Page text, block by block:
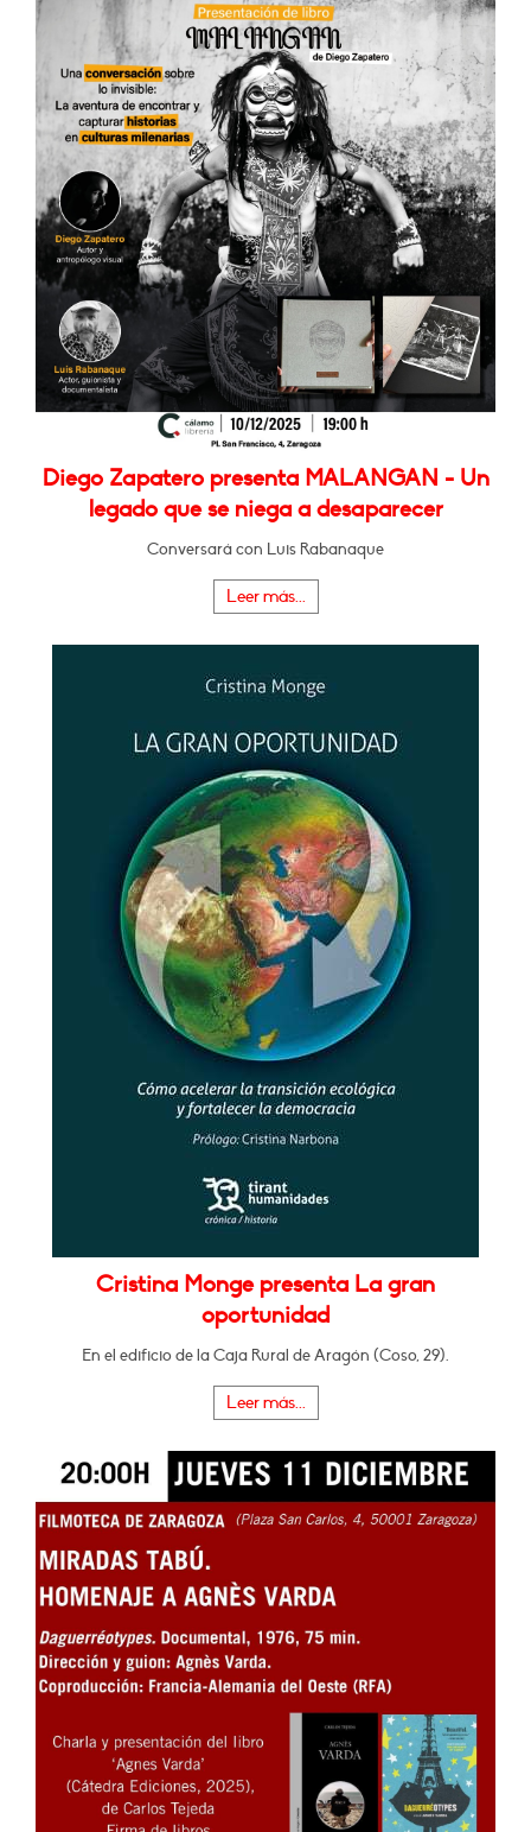
Diego Zapatero presenta MALANGAN - Un
legado que se niega a desaparecer
Conversará con Luis Rabanaque
Leer más...
Cristina Monge presenta La gran
oportunidad
En el edificio de la Caja Rural de Aragón (Coso, 29).
Leer más...